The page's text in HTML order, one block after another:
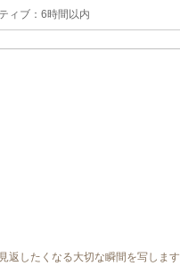
ィブ：6時間以内
返したくなる大切な瞬間を写します